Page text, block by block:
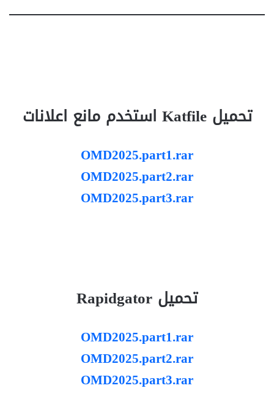
تحميل Katfile استخدم مانع اعلانات
OMD2025.part1.rar
OMD2025.part2.rar
OMD2025.part3.rar
تحميل Rapidgator
OMD2025.part1.rar
OMD2025.part2.rar
OMD2025.part3.rar